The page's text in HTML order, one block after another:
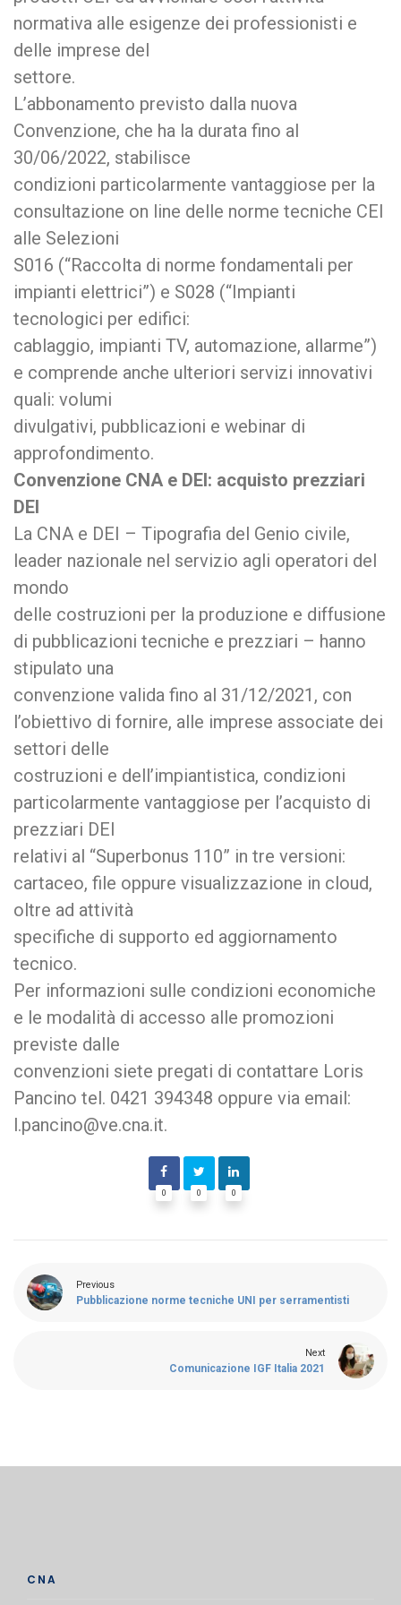
normativa alle esigenze dei professionisti e
delle imprese del
settore.
L’abbonamento previsto dalla nuova
Convenzione, che ha la durata fino al
30/06/2022, stabilisce
condizioni particolarmente vantaggiose per la
consultazione on line delle norme tecniche CEI
alle Selezioni
S016 (“Raccolta di norme fondamentali per
impianti elettrici”) e S028 (“Impianti
tecnologici per edifici:
cablaggio, impianti TV, automazione, allarme”)
e comprende anche ulteriori servizi innovativi
quali: volumi
divulgativi, pubblicazioni e webinar di
approfondimento.
Convenzione CNA e DEI: acquisto prezziari
DEI
La CNA e DEI – Tipografia del Genio civile,
leader nazionale nel servizio agli operatori del
mondo
delle costruzioni per la produzione e diffusione
di pubblicazioni tecniche e prezziari – hanno
stipulato una
convenzione valida fino al 31/12/2021, con
l’obiettivo di fornire, alle imprese associate dei
settori delle
costruzioni e dell’impiantistica, condizioni
particolarmente vantaggiose per l’acquisto di
prezziari DEI
relativi al “Superbonus 110” in tre versioni:
cartaceo, file oppure visualizzazione in cloud,
oltre ad attività
specifiche di supporto ed aggiornamento
tecnico.
Per informazioni sulle condizioni economiche
e le modalità di accesso alle promozioni
previste dalle
convenzioni siete pregati di contattare Loris
Pancino tel. 0421 394348 oppure via email:
l.pancino@ve.cna.it.
0 0 0
Previous
Pubblicazione norme tecniche UNI per serramentisti
Next
Comunicazione IGF Italia 2021
CNA